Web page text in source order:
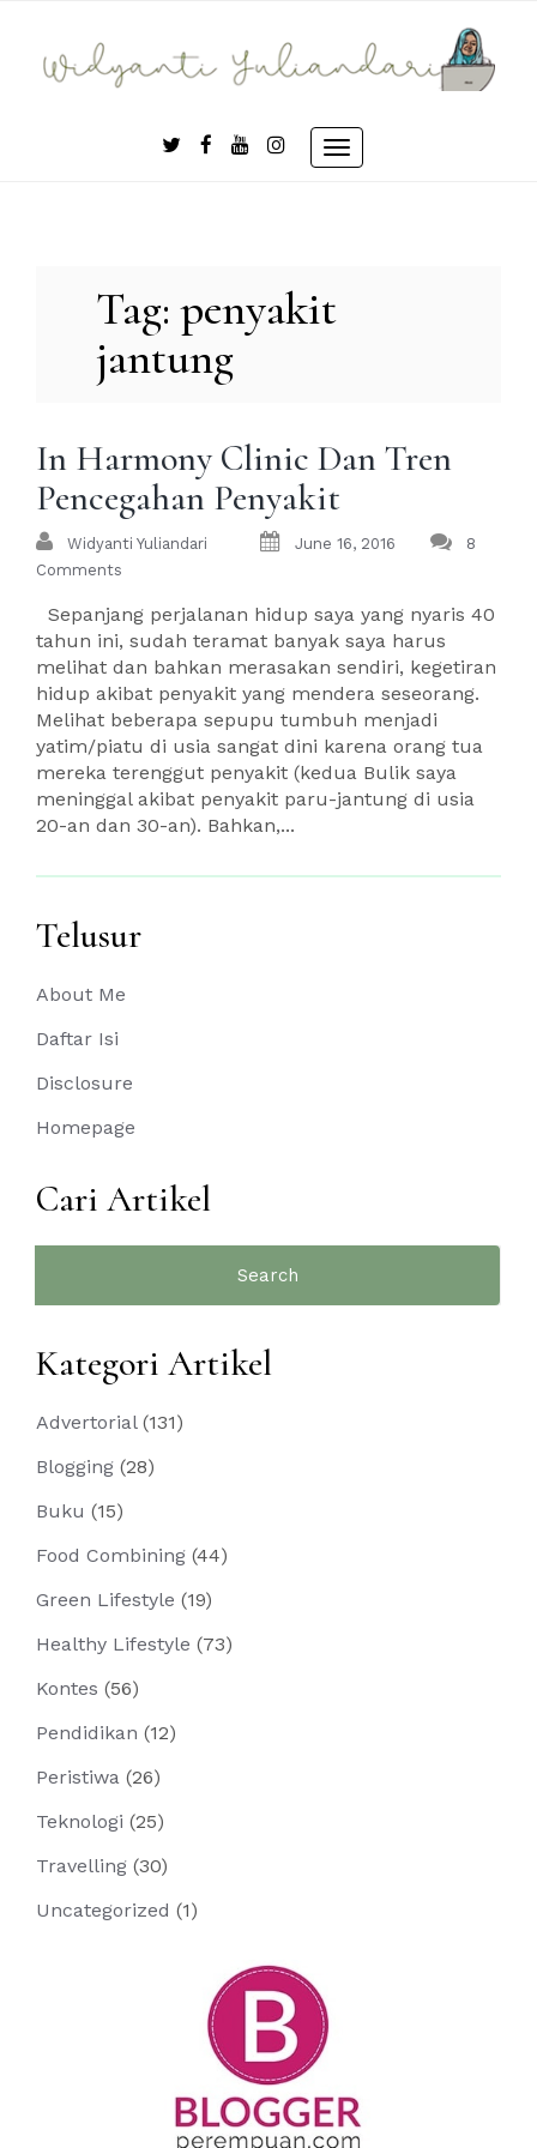
content
Toggle
Tag:penyakit
jantung
In Harmony Clinic Dan Tren
Pencegahan Penyakit
Widyanti Yuliandari June 16, 2016
8
Comments
Sepanjang perjalanan hidup saya yang nyaris 40
tahun ini, sudah teramat banyak saya harus
melihat dan bahkan merasakan sendiri, kegetiran
hidup akibat penyakit yang mendera seseorang.
Melihat beberapa sepupu tumbuh menjadi
yatim/piatu di usia sangat dini karena orang tua
mereka terenggut penyakit (kedua Bulik saya
meninggal akibat penyakit paru-jantung di usia
20-an dan 30-an). Bahkan,...
Telusur
About Me
Daftar Isi
Disclosure
Homepage
Cari Artikel
Kategori Artikel
Advertorial (131)
Blogging (28)
Buku (15)
Food Combining (44)
Green Lifestyle (19)
Healthy Lifestyle (73)
Kontes (56)
Pendidikan (12)
Peristiwa (26)
Teknologi (25)
Travelling (30)
Uncategorized (1)